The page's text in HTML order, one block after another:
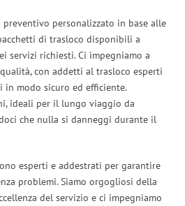
preventivo personalizzato in base alle
di trasloco disponibili a
servizi richiesti. Ci impegniamo a
con addetti al trasloco esperti
modo sicuro ed efficiente.
ideali per il lungo viaggio da
che nulla si danneggi durante il
esperti e addestrati per garantire
problemi. Siamo orgogliosi della
del servizio e ci impegniamo